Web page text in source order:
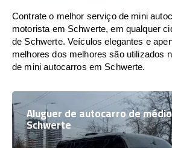
Contrate o melhor serviço de mini
motorista em Schwerte, em qualquer
de Schwerte. Veículos elegantes e
melhores dos melhores são utilizados
de mini autocarros em Schwerte.
Aluguer de autocarro de
Schwerte